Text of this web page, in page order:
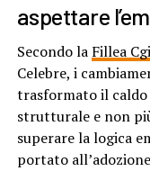
aspettare
Secondo la Fillea
Celebre, i
trasformato il
strutturale e non
superare la logica
portato